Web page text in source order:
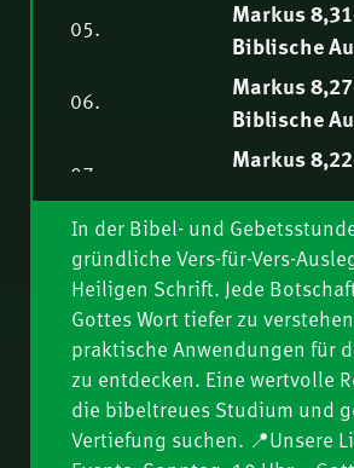
Biblische
Markus
05.
Markus
Biblische
Fredy Peter
06.
Markus
Biblische
Philipp
07.
Markus
Norbert
08.
Markus
Biblische
Ruben
09.
Markus
Biblische
Samuel
10.
Markus 8,1-
Biblische
Philipp
Markus
In der Bibel- und
gründliche Vers-für-Vers-
Heiligen Schrift. Jede
Gottes Wort tiefer zu
praktische Anwendungen für
zu entdecken. Eine wertvolle
die bibeltreues Studium und
Vertiefung suchen. 📍Unsere